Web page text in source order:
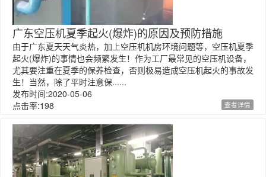
广东空压机夏季起火(爆炸)的原因及预防措施
由于广东夏天天气炎热，加上空压机机房环境问题等，空压机夏季
起火(爆炸)的事情也会频繁发生！作为工厂最常见的空压机设备，
尤其要注重在夏季的保养检查，否则极易造成空压机起火的事故发
生！当然，除了平时注意保......
发布时间:2020-05-06
点击率:198
查看详情